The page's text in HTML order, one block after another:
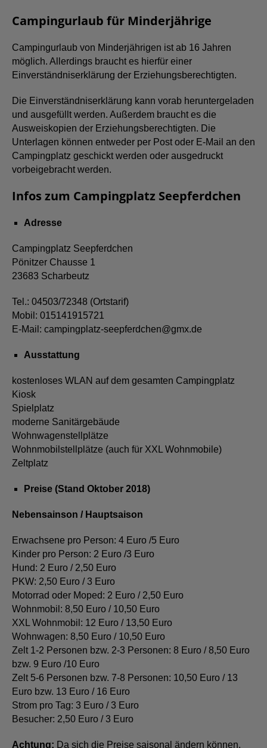
Campingurlaub für Minderjährige
Campingurlaub von Minderjährigen ist ab 16 Jahren
möglich. Allerdings braucht es hierfür einer
Einverständniserklärung der Erziehungsberechtigten.
Die Einverständniserklärung kann vorab heruntergeladen
und ausgefüllt werden. Außerdem braucht es die
Ausweiskopien der Erziehungsberechtigten. Die
Unterlagen können entweder per Post oder E-Mail an den
Campingplatz geschickt werden oder ausgedruckt
vorbeigebracht werden.
Infos zum Campingplatz Seepferdchen
Adresse
Campingplatz Seepferdchen
Pönitzer Chausse 1
23683 Scharbeutz
Tel.: 04503/72348 (Ortstarif)
Mobil: 015141915721
E-Mail: campingplatz-seepferdchen@gmx.de
Ausstattung
kostenloses WLAN auf dem gesamten Campingplatz
Kiosk
Spielplatz
moderne Sanitärgebäude
Wohnwagenstellplätze
Wohnmobilstellplätze (auch für XXL Wohnmobile)
Zeltplatz
Preise (Stand Oktober 2018)
Nebensainson / Hauptsaison
Erwachsene pro Person: 4 Euro /5 Euro
Kinder pro Person: 2 Euro /3 Euro
Hund: 2 Euro / 2,50 Euro
PKW: 2,50 Euro / 3 Euro
Motorrad oder Moped: 2 Euro / 2,50 Euro
Wohnmobil: 8,50 Euro / 10,50 Euro
XXL Wohnmobil: 12 Euro / 13,50 Euro
Wohnwagen: 8,50 Euro / 10,50 Euro
Zelt 1-2 Personen bzw. 2-3 Personen: 8 Euro / 8,50 Euro
bzw. 9 Euro /10 Euro
Zelt 5-6 Personen bzw. 7-8 Personen: 10,50 Euro / 13
Euro bzw. 13 Euro / 16 Euro
Strom pro Tag: 3 Euro / 3 Euro
Besucher: 2,50 Euro / 3 Euro
Achtung: Da sich die Preise saisonal ändern können,